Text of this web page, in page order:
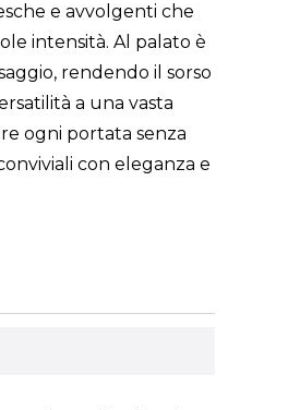
e avvolgenti che
intensità. Al palato è
rendendo il sorso
a una vasta
ogni portata senza
con eleganza e